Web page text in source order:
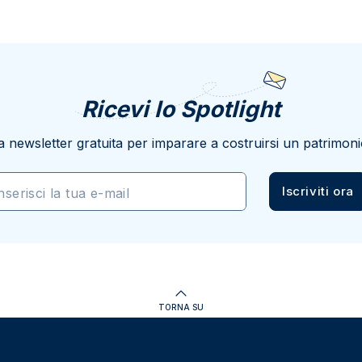
Ricevi lo Spotlight
newsletter gratuita per imparare a costruirsi un
la tua e-mail Iscriviti ora
TORNA SU